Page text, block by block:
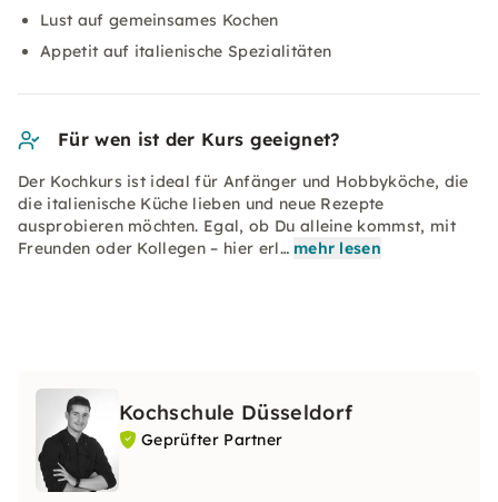
Lust auf gemeinsames Kochen
Appetit auf italienische Spezialitäten
Für wen ist der Kurs geeignet?
Der Kochkurs ist ideal für Anfänger und Hobbyköche, die
die italienische Küche lieben und neue Rezepte
ausprobieren möchten. Egal, ob Du alleine kommst, mit
Freunden oder Kollegen – hier erl… mehr lesen
Kochschule Düsseldorf
Geprüfter Partner